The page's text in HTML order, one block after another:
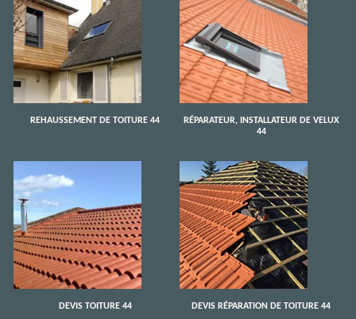
REHAUSSEMENT DE TOITURE 44
RÉPARATEUR, INSTALLATEUR DE VELUX
44
DEVIS TOITURE 44 DEVIS RÉPARATION DE TOITURE 44